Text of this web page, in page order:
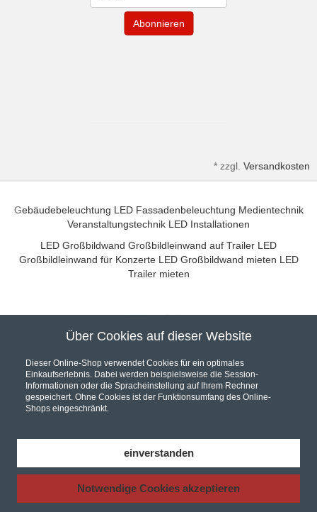
Abonnieren
* zzgl. Versandkosten
Gebäudebeleuchtung LED Fassadenbeleuchtung Medientechnik
Veranstaltungstechnik LED Installationen
LED Großbildwand Großbildleinwand auf Trailer LED
Großbildleinwand für Konzerte LED Großbildwand mieten LED
Trailer mieten
Bei uns finden Sie eine riesen Auswahl anAV Receiver,Car Hifi,
Lautsprecher, in unserem Shop finden Sie
zudem zu jedem Produkt das entsprechendeAudio Video Kabel
Autorisierter Händler für KRELL VTL Perlisten ATC Velodyne
DenonYamaha Marantz Pioneer OnkyoPro-Ject Plattenspieler
Über Cookies auf dieser Website
Dieser Online-Shop verwendet Cookies für ein optimales
Einkaufserlebnis. Dabei werden beispielsweise die Session-
Informationen oder die Spracheinstellung auf Ihrem Rechner
gespeichert. Ohne Cookies ist der Funktionsumfang des Online-
Shops eingeschränkt.
einverstanden
Notwendige Cookies akzeptieren